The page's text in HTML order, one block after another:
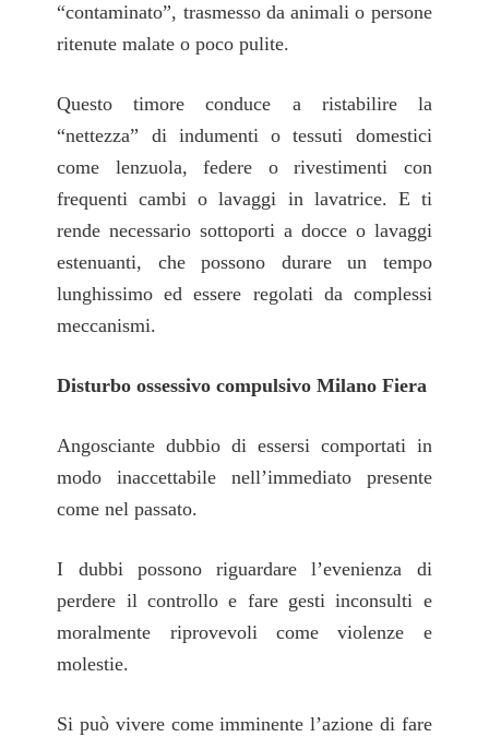
“contaminato”, trasmesso da animali o persone
ritenute malate o poco pulite.
Questo timore conduce a ristabilire la
“nettezza” di indumenti o tessuti domestici
come lenzuola, federe o rivestimenti con
frequenti cambi o lavaggi in lavatrice. E ti
rende necessario sottoporti a docce o lavaggi
estenuanti, che possono durare un tempo
lunghissimo ed essere regolati da complessi
meccanismi.
Disturbo ossessivo compulsivo Milano Fiera
Angosciante dubbio di essersi comportati in
modo inaccettabile nell’immediato presente
come nel passato.
I dubbi possono riguardare l’evenienza di
perdere il controllo e fare gesti inconsulti e
moralmente riprovevoli come violenze e
molestie.
Si può vivere come imminente l’azione di fare